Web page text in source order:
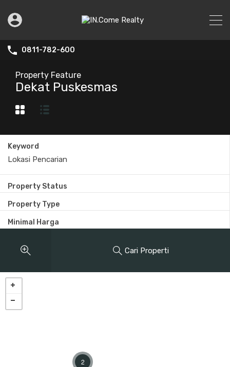
0811-782-600
Property Feature
Dekat Puskesmas
Keyword
Property Status
Property Type
Minimal Harga
Cari Properti
2